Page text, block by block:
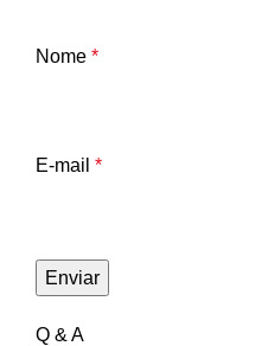
Nome *
E-mail *
Q & A